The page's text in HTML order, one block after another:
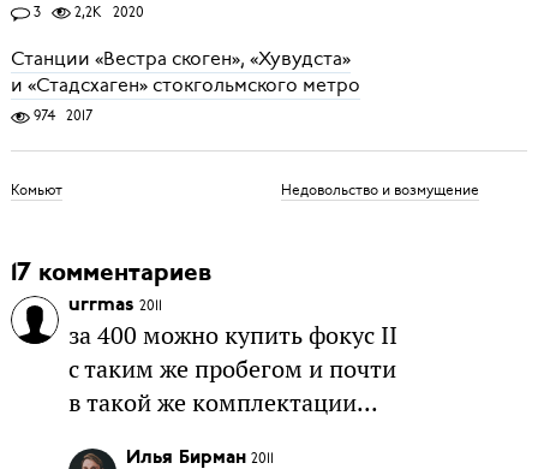
3 2,2K 2020
Станции «Вестра скоген», «Хувудста»
и «Стадсхаген» стокгольмского метро
974 2017
Комьют Недовольство и возмущение
17 комментариев
urrmas 2011
за 400 можно купить фокус II
с таким же пробегом и почти
в такой же комплектации...
Илья Бирман 2011